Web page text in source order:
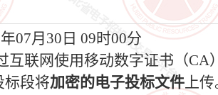
07月30日 09时00分
互联网使用移动数字证书（
标段将加密的电子投标文件 上